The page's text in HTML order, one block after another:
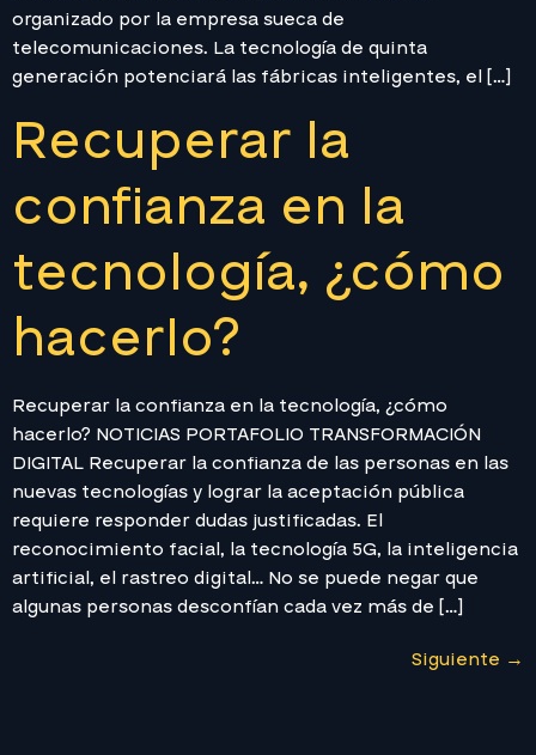
organizado por la empresa sueca de
telecomunicaciones. La tecnología de quinta
generación potenciará las fábricas inteligentes, el […]
Recuperar la
confianza en la
tecnología, ¿cómo
hacerlo?
Recuperar la confianza en la tecnología, ¿cómo
hacerlo? NOTICIAS PORTAFOLIO TRANSFORMACIÓN
DIGITAL Recuperar la confianza de las personas en las
nuevas tecnologías y lograr la aceptación pública
requiere responder dudas justificadas. El
reconocimiento facial, la tecnología 5G, la inteligencia
artificial, el rastreo digital… No se puede negar que
algunas personas desconfían cada vez más de […]
Siguiente →